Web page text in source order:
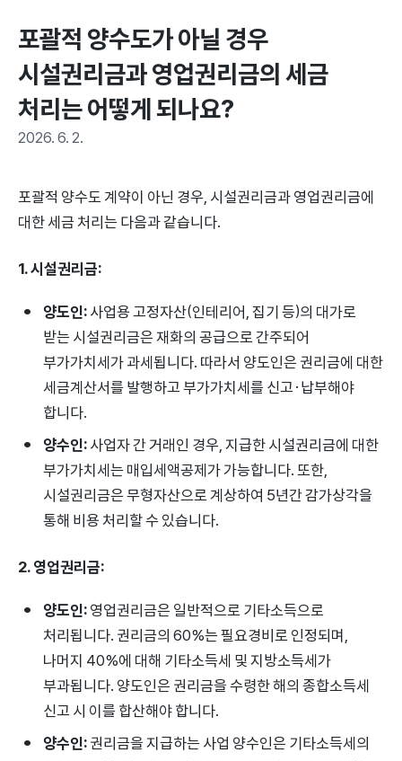
포괄적 양수도가 아닐 경우
시설권리금과 영업권리금의 세금
처리는 어떻게 되나요?
2026. 6. 2.
포괄적 양수도 계약이 아닌 경우, 시설권리금과 영업권리금에
대한 세금 처리는 다음과 같습니다.
1. 시설권리금:
양도인:사업용 고정자산(인테리어, 집기 등)의 대가로
받는 시설권리금은 재화의 공급으로 간주되어
부가가치세가 과세됩니다. 따라서 양도인은 권리금에 대한
세금계산서를 발행하고 부가가치세를 신고·납부해야
합니다.
양수인:사업자 간 거래인 경우, 지급한 시설권리금에 대한
부가가치세는 매입세액공제가 가능합니다. 또한,
시설권리금은 무형자산으로 계상하여 5년간 감가상각을
통해 비용 처리할 수 있습니다.
2. 영업권리금:
양도인:영업권리금은 일반적으로 기타소득으로
처리됩니다. 권리금의 60%는 필요경비로 인정되며,
나머지 40%에 대해 기타소득세 및 지방소득세가
부과됩니다. 양도인은 권리금을 수령한 해의 종합소득세
신고 시 이를 합산해야 합니다.
양수인:권리금을 지급하는 사업 양수인은 기타소득세의